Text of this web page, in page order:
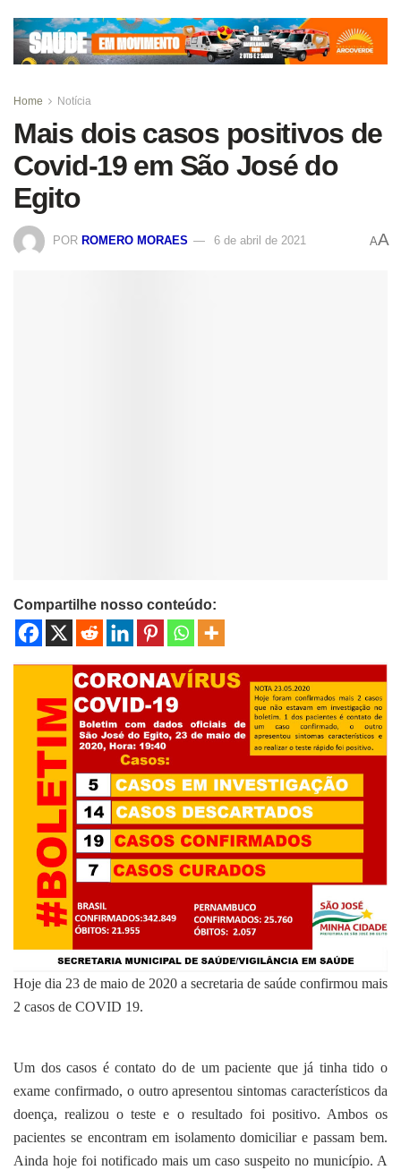
Home Notícia
Mais dois casos positivos de
Covid-19 em São José do
Egito
POR ROMERO MORAES 6 de abril de 2021 AA
Compartilhe nosso conteúdo:
Hoje dia 23 de maio de 2020 a secretaria de saúde confirmou mais
2 casos de COVID 19.
Um dos casos é contato do de um paciente que já tinha tido o
exame confirmado, o outro apresentou sintomas característicos da
doença, realizou o teste e o resultado foi positivo. Ambos os
pacientes se encontram em isolamento domiciliar e passam bem.
Ainda hoje foi notificado mais um caso suspeito no município. A